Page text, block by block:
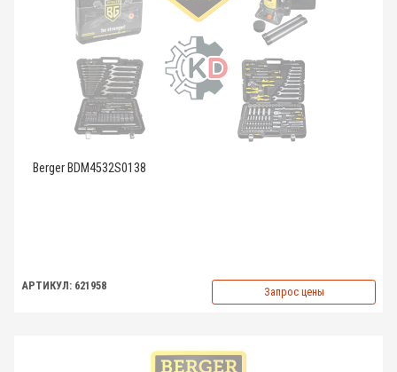
Berger BDM4532S0138
АРТИКУЛ: 621958 Запрос цены